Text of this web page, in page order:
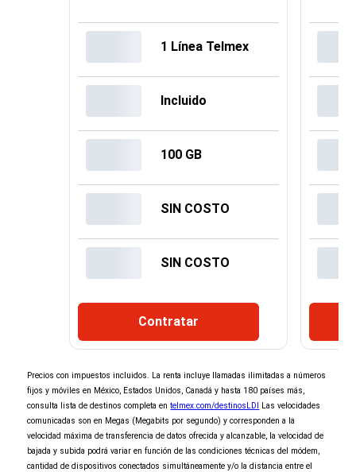
1 Línea Telmex
Incluido
100 GB
SIN COSTO
SIN COSTO
Contratar
×
No seleccionaste ninguna promoción de
entretenimiento
Al Contratar
y domiciliar tu pago
elige 2 de 3
Precios con impuestos incluidos. La renta incluye llamadas ilimitadas a números
fijos y móviles en México, Estados Unidos, Canadá y hasta 180 países más,
consulta lista de destinos completa entelmex.com/destinosLDI Las velocidades
comunicadas son en Megas (Megabits por segundo) y corresponden a la
velocidad máxima de transferencia de datos ofrecida y alcanzable, la velocidad de
bajada y subida podrá variar en función de las condiciones técnicas del módem,
cantidad de dispositivos conectados simultáneamente y/o la distancia entre el